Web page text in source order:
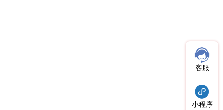
客服
小程序